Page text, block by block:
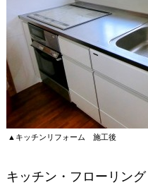
▲キッチンリフォーム 施工後
キッチン・フローリン